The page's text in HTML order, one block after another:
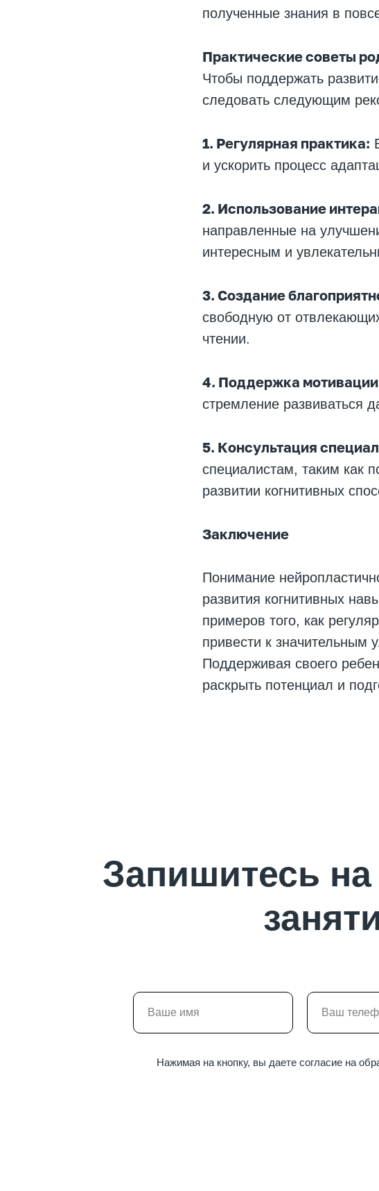
полученные знания в
Практические советы
Чтобы поддержать
следовать следующим
1. Регулярная практика:
и ускорить процесс
2. Использование
направленные на
интересным и
3. Создание
свободную от
чтении.
4. Поддержка
стремление развиваться
5. Консультация
специалистам, таким как
развитии когнитивных
Заключение
Понимание
развития когнитивных
примеров того, как
привести к значительным
Поддерживая своего
раскрыть потенциал и
Запишитесь
Нажимая на кнопку, вы даете согласие на